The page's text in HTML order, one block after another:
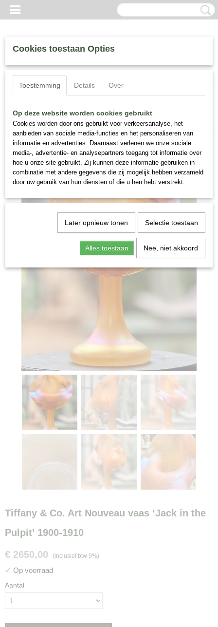
Inloggen Registreren
(0)
Home >Matthijs Plantenpaleis Specials>Tiffany & Co. Art
Nouveau vaas ‘Jack in the Pulpit’ 1900-1910
Tiffany & Co. Art Nouveau vaas ‘Jack in the
Pulpit’ 1900-1910
€ 2650,00 (inclusief btw 9%)
✓ Op voorraad
Aantal
Cookies toestaan Opties
Toestemming Details Over
Op deze website worden cookies gebruikt
Cookies worden door ons gebruikt voor verkeersanalyse, het
aanbieden van sociale media-functies en het personaliseren van
informatie en advertenties. Daarnaast verlenen we onze sociale
media-, advertentie- en analysepartners toegang tot informatie over
hoe u onze site gebruikt. Zij kunnen deze informatie gebruiken in
combinatie met andere gegevens die zij mogelijk hebben verzameld
door uw gebruik van hun diensten of die u hen hebt verstrekt.
Later opnieuw tonen Selectie toestaan
Alles toestaan Nee, niet akkoord